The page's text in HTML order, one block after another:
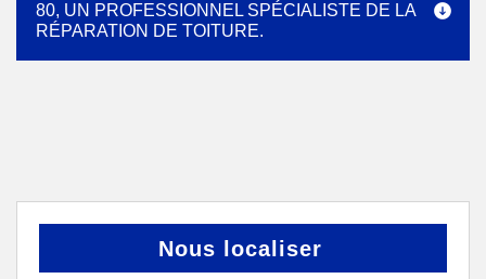
80, UN PROFESSIONNEL SPÉCIALISTE DE LA
RÉPARATION DE TOITURE.
Nous localiser